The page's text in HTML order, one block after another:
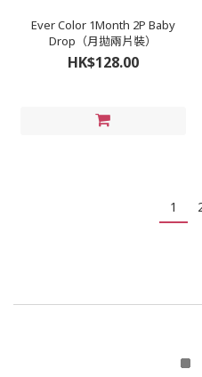
Ever Color 1Month 2P Baby
Drop（月拋兩片裝）
HK$128.00
1